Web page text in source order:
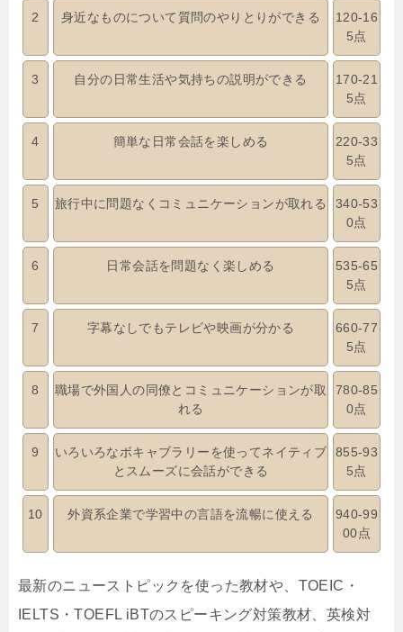
2 身近なものについて質問のやりとりができる
120-16
5点
3 自分の日常生活や気持ちの説明ができる
170-21
5点
4 簡単な日常会話を楽しめる
220-33
5点
5 旅行中に問題なくコミュニケーションが取れる
340-53
0点
6 日常会話を問題なく楽しめる
535-65
5点
7 字幕なしでもテレビや映画が分かる
660-77
5点
8
職場で外国人の同僚とコミュニケーションが取
れる
780-85
0点
9
いろいろなボキャブラリーを使ってネイティブ
とスムーズに会話ができる
855-93
5点
10 外資系企業で学習中の言語を流暢に使える
940-99
00点
最新のニューストピックを使った教材や、TOEIC・
IELTS・TOEFL iBTのスピーキング対策教材、英検対